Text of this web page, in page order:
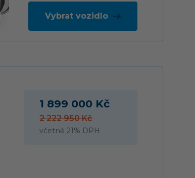
Vybrat vozidlo
1 899 000 Kč
2 222 950 Kč
včetně 21% DPH